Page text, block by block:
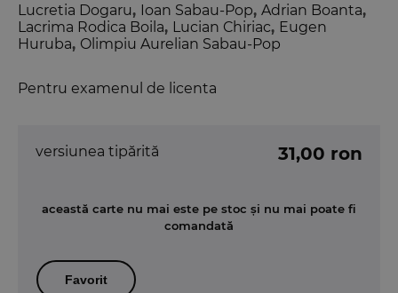
Pentru examenul de licenta
Lucretia Dogaru, Ioan Sabau-Pop, Adrian Boanta,
Lacrima Rodica Boila, Lucian Chiriac, Eugen
Huruba, Olimpiu Aurelian Sabau-Pop
versiunea tipărită 31,00 ron
această carte nu mai este pe stoc și nu mai poate fi
comandată
Favorit